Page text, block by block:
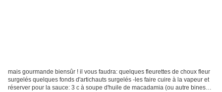
mais gourmande biensûr ! il vous faudra: quelques fleurettes de choux fleur
surgelés quelques fonds d'artichauts surgelés -les faire cuire à la vapeur et
réserver pour la sauce: 3 c à soupe d'huile de macadamia (ou autre binesûr